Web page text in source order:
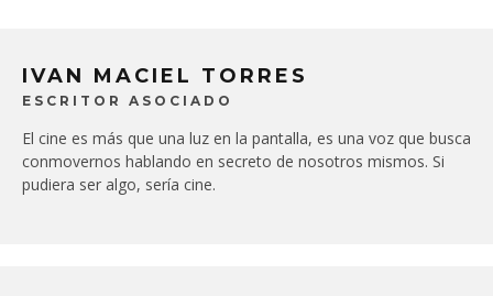
IVAN MACIEL TORRES
ESCRITOR ASOCIADO
El cine es más que una luz en la pantalla, es una voz que busca
conmovernos hablando en secreto de nosotros mismos. Si
pudiera ser algo, sería cine.